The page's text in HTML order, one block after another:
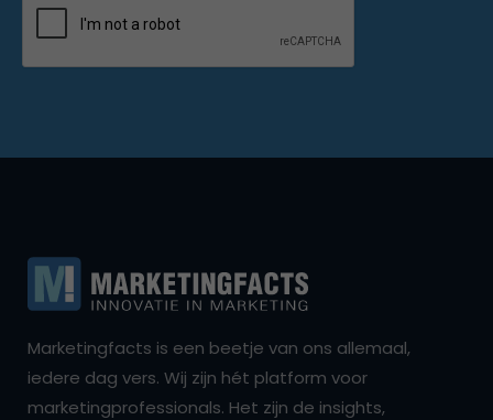
Marketingfacts is een beetje van ons allemaal,
iedere dag vers. Wij zijn hét platform voor
marketingprofessionals. Het zijn de insights,